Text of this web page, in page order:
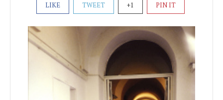
LIKE TWEET +1 PIN IT